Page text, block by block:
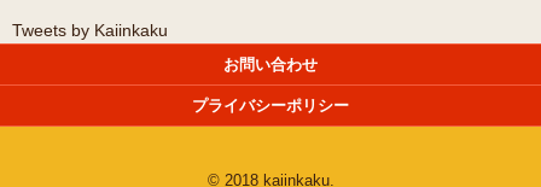
Tweets by Kaiinkaku
お問い合わせ
プライバシーポリシー
© 2018 kaiinkaku.